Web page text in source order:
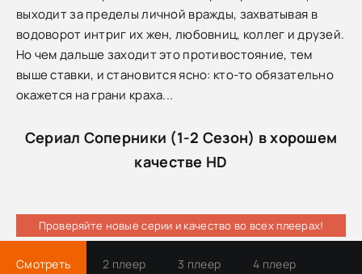
выходит за пределы личной вражды, захватывая в
водоворот интриг их жен, любовниц, коллег и друзей.
Но чем дальше заходит это противостояние, тем
выше ставки, и становится ясно: кто-то обязательно
окажется на грани краха...
Сериал Соперники (1-2 Сезон) в хорошем
качестве HD
Проверяйте новые серии и качество во всех плеерах!
Смотреть 2 плеер 3 плеер 4 плеер